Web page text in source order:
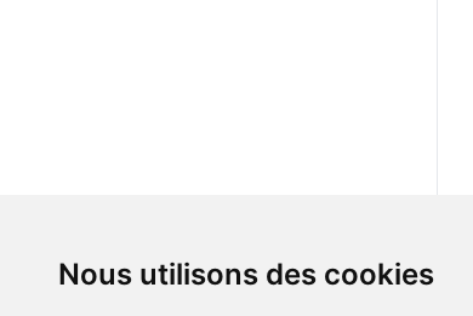
Nous utilisons des cookies